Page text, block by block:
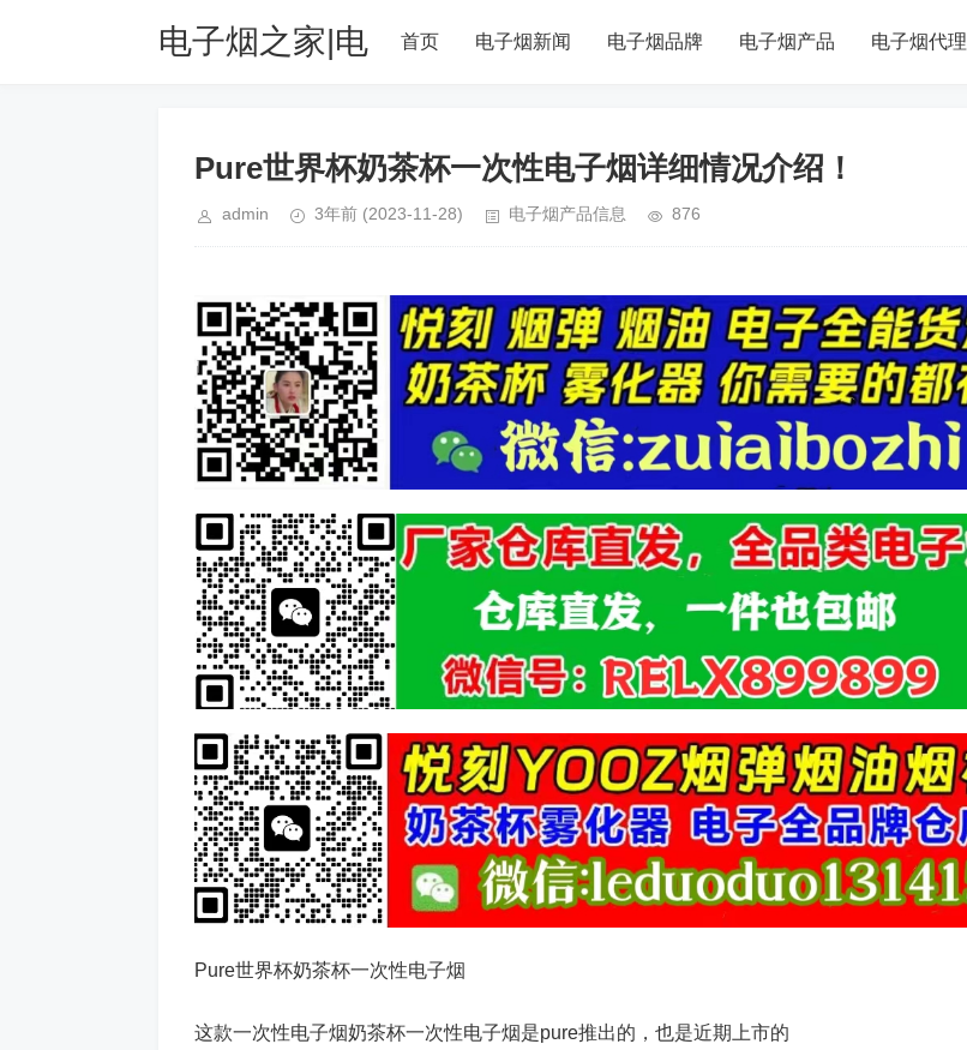
电子烟之家|电
物排行榜网站
首页 电子烟新闻 电子烟品牌 电子烟产品 电子烟代理
Pure世界杯奶茶杯一次性电子烟详细情况介绍！
admin 3年前 (2023-11-28) 电子烟产品信息 876
Pure世界杯奶茶杯一次性电子烟
这款一次性电子烟奶茶杯一次性电子烟是pure推出的，也是近期上市的